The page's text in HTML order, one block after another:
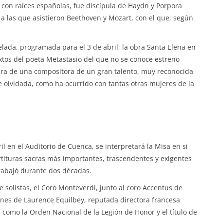
raíces españolas, fue discípula de Haydn y Porpora
las que asistieron Beethoven y Mozart, con el que, según
programada para el 3 de abril, la obra Santa Elena en
del poeta Metastasio del que no se conoce estreno
de una compositora de un gran talento, muy reconocida
como ha ocurrido con tantas otras mujeres de la
en el Auditorio de Cuenca, se interpretará la Misa en si
sacras más importantes, trascendentes y exigentes
durante dos décadas.
solistas, el Coro Monteverdi, junto al coro Accentus de
de Laurence Equilbey, reputada directora francesa
la Orden Nacional de la Legión de Honor y el título de